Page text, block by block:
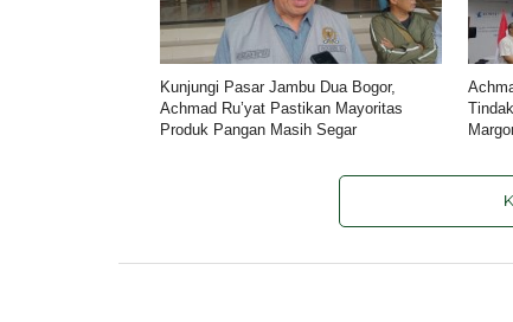
Kunjungi Pasar Jambu Dua Bogor,
Achmad Ru’yat Pastikan Mayoritas
Produk Pangan Masih Segar